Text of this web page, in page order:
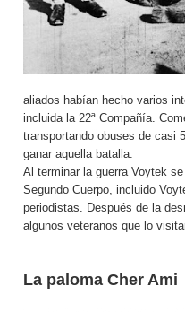
aliados habían hecho varios
incluida la 22ª Compañía.
transportando obuses de casi
ganar aquella batalla.
Al terminar la guerra Voytek
Segundo Cuerpo, incluido
periodistas. Después de la
algunos veteranos que lo
La paloma Cher Ami